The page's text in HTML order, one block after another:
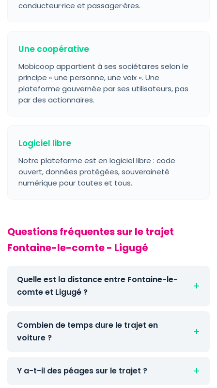
conducteur·rice et passager·ères.
Une coopérative
Mobicoop appartient à ses sociétaires selon le
principe « une personne, une voix ». Une
plateforme gouvernée par ses utilisateurs, pas
par des actionnaires.
Logiciel libre
Notre plateforme est en logiciel libre : code
ouvert, données protégées, souveraineté
numérique pour toutes et tous.
Questions fréquentes sur le trajet
Fontaine-le-comte - Ligugé
Quelle est la distance entre Fontaine-le-
comte et Ligugé ?
Combien de temps dure le trajet en
voiture ?
Y a-t-il des péages sur le trajet ?